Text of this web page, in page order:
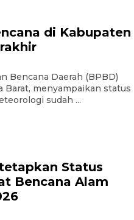
di Kabupaten
Bencana Daerah (BPBD)
Barat, menyampaikan status
sudah ...
Status
Bencana Alam